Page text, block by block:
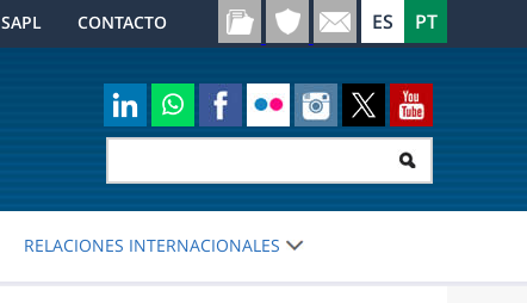
SAPL CONTACTO
RELACIONES INTERNACIONALES